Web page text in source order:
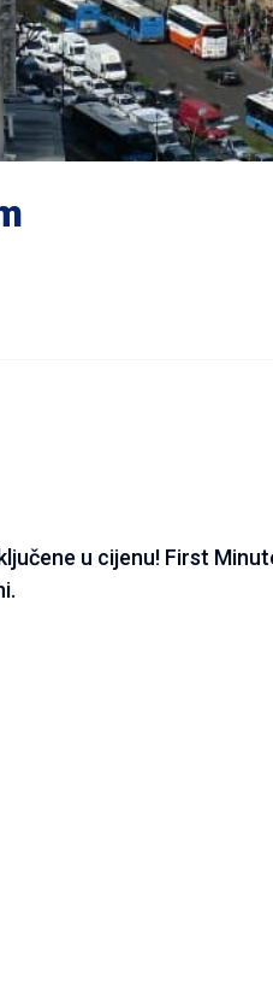
u cijenu! First